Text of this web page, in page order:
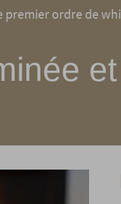
ordre de